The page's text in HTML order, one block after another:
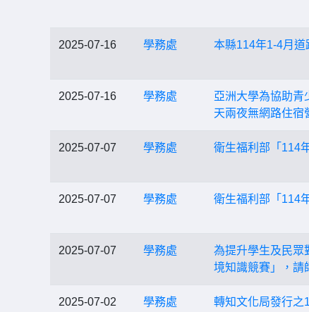
2025-07-16 學務處 本縣114年1-4月道
2025-07-16 學務處
亞洲大學為協助
天兩夜無網路住宿
2025-07-07 學務處 衛生福利部「114
2025-07-07 學務處 衛生福利部「114
2025-07-07 學務處
為提升學生及民眾
境知識競賽」，請
2025-07-02 學務處 轉知文化局發行之